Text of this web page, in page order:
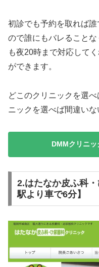
初診でも予約を取れば
ので誰にもバレること
も夜20時まで対応して
ができます。
どこのクリニックを選
ニックを選べば間違いな
DMMクリニ
2.はたなか皮ふ科
駅より車で6分】